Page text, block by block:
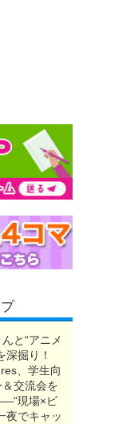
と“アニメ
深掘り！
、学生向
交流会を
現場×ビ
夜でキャッ